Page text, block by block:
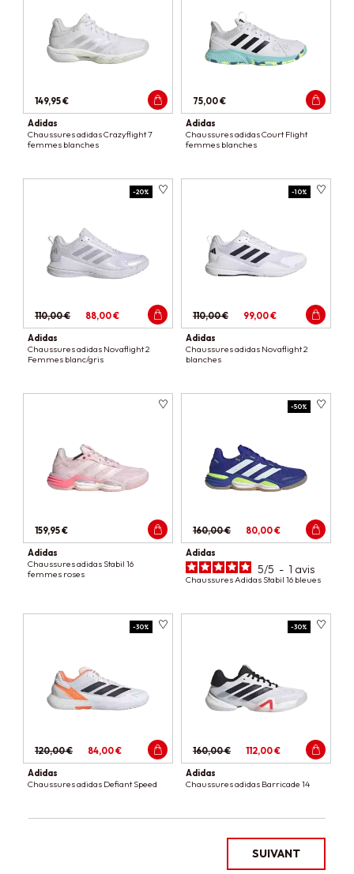
149,95 €
Adidas
Chaussures adidas Crazyflight 7
femmes blanches
75,00 €
Adidas
Chaussures adidas Court Flight
femmes blanches
110,00 € 88,00 €
-20%
Adidas
Chaussures adidas Novaflight 2
Femmes blanc/gris
110,00 € 99,00 €
-10%
Adidas
Chaussures adidas Novaflight 2
blanches
159,95 €
Adidas
Chaussures adidas Stabil 16
femmes roses
160,00 € 80,00 €
-50%
Adidas
5/5 - 1 avis
Chaussures Adidas Stabil 16 bleues
120,00 € 84,00 €
-30%
Adidas
Chaussures adidas Defiant Speed
160,00 € 112,00 €
-30%
Adidas
Chaussures adidas Barricade 14
SUIVANT